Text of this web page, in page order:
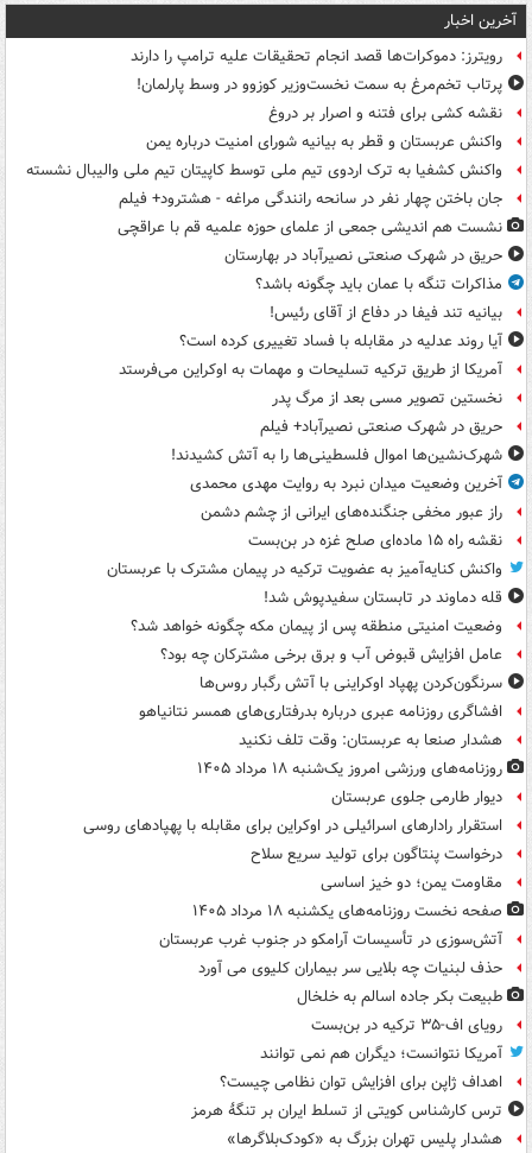
آخرین اخبار
رویترز: دموکرات‌ها قصد انجام تحقیقات علیه ترامپ را دارند
پرتاب تخم‌مرغ به سمت نخست‌وزیر کوزوو در وسط پارلمان!
نقشه کشی برای فتنه و اصرار بر دروغ
واکنش عربستان و قطر به بیانیه شورای امنیت درباره یمن
واکنش کشفیا به ترک اردوی تیم ملی توسط کاپیتان تیم ملی والیبال نشسته
جان باختن چهار نفر در سانحه رانندگی مراغه - هشترود+ فیلم
نشست هم اندیشی جمعی از علمای حوزه علمیه قم با عراقچی
حریق در شهرک صنعتی نصیرآباد در بهارستان
مذاکرات تنگه با عمان باید چگونه باشد؟
بیانیه تند فیفا در دفاع از آقای رئیس!
آیا روند عدلیه در مقابله با فساد تغییری کرده است؟
آمریکا از طریق ترکیه تسلیحات و مهمات به اوکراین می‌فرستد
نخستین تصویر مسی بعد از مرگ پدر
حریق در شهرک صنعتی نصیرآباد+ فیلم
شهرک‌نشین‌ها اموال فلسطینی‌ها را به آتش کشیدند!
آخرین وضعیت میدان نبرد به روایت مهدی محمدی
راز عبور مخفی جنگنده‌های ایرانی از چشم دشمن
نقشه راه ۱۵ ماده‌ای صلح غزه در بن‌بست
واکنش کنایه‌آمیز به عضویت ترکیه در پیمان مشترک با عربستان
قله دماوند در تابستان سفیدپوش شد!
وضعیت امنیتی منطقه پس از پیمان مکه چگونه خواهد شد؟
عامل افزایش قبوض آب و برق برخی مشترکان چه بود؟
سرنگون‌کردن پهپاد اوکراینی با آتش رگبار روس‌ها
افشاگری روزنامه عبری درباره بدرفتاری‌های همسر نتانیاهو
هشدار صنعا به عربستان: وقت تلف نکنید
روزنامه‌های ورزشی امروز یک‌شنبه ۱۸ مرداد ۱۴۰۵
دیوار طارمی جلوی عربستان
استقرار رادارهای اسرائیلی در اوکراین برای مقابله با پهپادهای روسی
درخواست پنتاگون برای تولید سریع سلاح
مقاومت یمن؛ دو خیز اساسی
صفحه نخست روزنامه‌های یکشنبه ۱۸ مرداد ۱۴۰۵
آتش‌سوزی در تأسیسات آرامکو در جنوب غرب عربستان
حذف لبنیات چه بلایی سر بیماران کلیوی می آورد
طبیعت بکر جاده اسالم به خلخال
رویای اف-۳۵ ترکیه در بن‌بست
آمریکا نتوانست؛ دیگران هم نمی توانند
اهداف ژاپن برای افزایش توان نظامی چیست؟
ترس کارشناس کویتی از تسلط ایران بر تنگۀ هرمز
هشدار پلیس تهران بزرگ به «کودک‌بلاگرها»